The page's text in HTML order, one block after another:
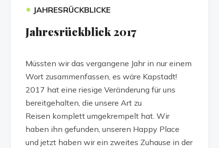
• JAHRESRÜCKBLICKE
Jahresrückblick 2017
Müssten wir das vergangene Jahr in nur einem
Wort zusammenfassen, es wäre Kapstadt!
2017 hat eine riesige Veränderung für uns
bereitgehalten, die unsere Art zu
Reisen komplett umgekrempelt hat. Wir
haben ihn gefunden, unseren Happy Place
und jetzt haben wir ein zweites Zuhause in der